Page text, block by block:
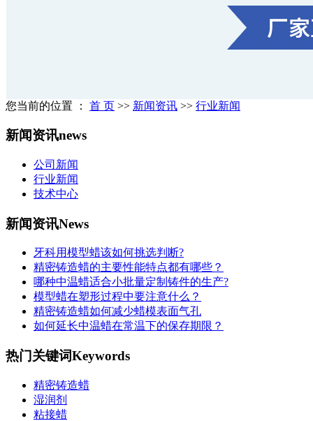
您当前的位置 ： 首 页 >> 新闻资讯 >> 行业新闻
新闻资讯news
公司新闻
行业新闻
技术中心
新闻资讯News
牙科用模型蜡该如何挑选判断?
精密铸造蜡的主要性能特点都有哪些？
哪种中温蜡适合小批量定制铸件的生产?
模型蜡在塑形过程中要注意什么？
精密铸造蜡如何减少蜡模表面气孔
如何延长中温蜡在常温下的保存期限？
热门关键词Keywords
精密铸造蜡
湿润剂
粘接蜡